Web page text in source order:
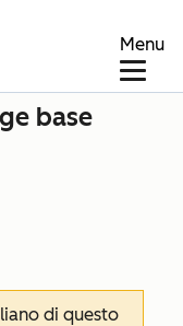
Menu
base
di questo